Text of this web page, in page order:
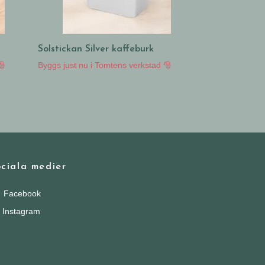
Solstickan Silver kaffeburk
Byggs just nu i Tomtens verkstad 🎅
medier
Facebook
Instagram